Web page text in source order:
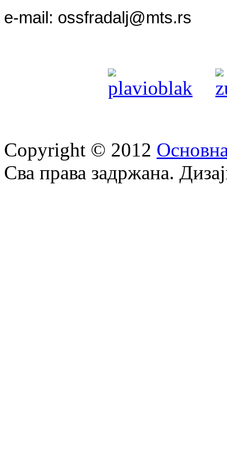
e-mail: ossfradalj@mts.rs
Copyright © 2012
Сва права задржана.